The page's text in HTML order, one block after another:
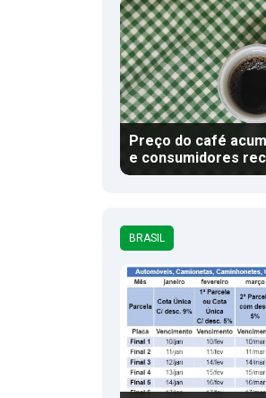
Preço do café
e consumidores
BRASIL